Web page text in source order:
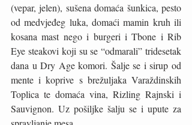
(vepar, jelen), sušena domaća šunkica, pesto
od medvjeđeg luka, domaći mamin kruh ili
kosana mast nego i burgeri i Tbone i Rib
Eye steakovi koji su se “odmarali” tridesetak
dana u Dry Age komori. Šalje se i sirup od
mente i koprive s brežuljaka Varaždinskih
Toplica te domaća vina, Rizling Rajnski i
Sauvignon. Uz pošiljke šalju se i upute za